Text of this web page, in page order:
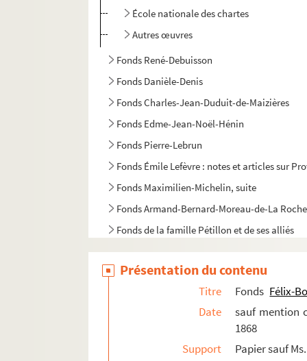
École nationale des chartes
Autres œuvres
Fonds René-Debuisson
Fonds Danièle-Denis
Fonds Charles-Jean-Duduit-de-Maizières
Fonds Edme-Jean-Noël-Hénin
Fonds Pierre-Lebrun
Fonds Émile Lefèvre : notes et articles sur
Fonds Maximilien-Michelin, suite
Fonds Armand-Bernard-Moreau-de-La
Fonds de la famille Pétillon et de ses alliés
Fonds Jean-Baptiste-Rivot
Fonds Louis-Rogeron
Présentation du contenu
Titre Fonds Félix-
Date
sauf mention
1868
Support
Papier sauf